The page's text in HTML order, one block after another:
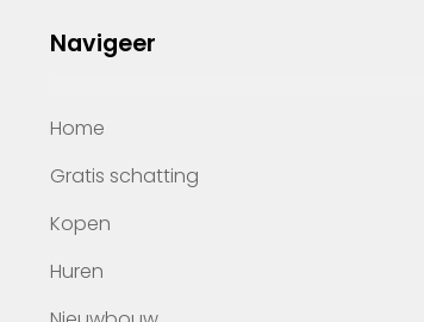
Navigeer
Home
Gratis schatting
Kopen
Huren